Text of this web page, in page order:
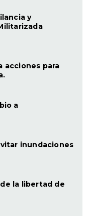
y
acciones para
a
inundaciones
la libertad de